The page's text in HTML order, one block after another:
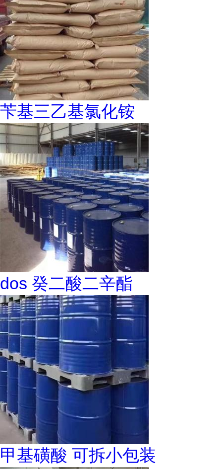
苄基三乙基氯化铵
dos 癸二酸二辛酯
甲基磺酸 可拆小包装